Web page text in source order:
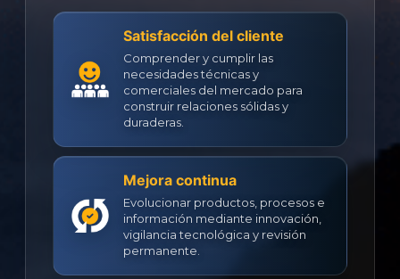
Satisfacción del cliente
Comprender y cumplir las
necesidades técnicas y
comerciales del mercado para
construir relaciones sólidas y
duraderas.
Mejora continua
Evolucionar productos, procesos e
información mediante innovación,
vigilancia tecnológica y revisión
permanente.